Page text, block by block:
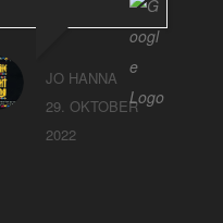
JO HANNA
29. OKTOBER
2022